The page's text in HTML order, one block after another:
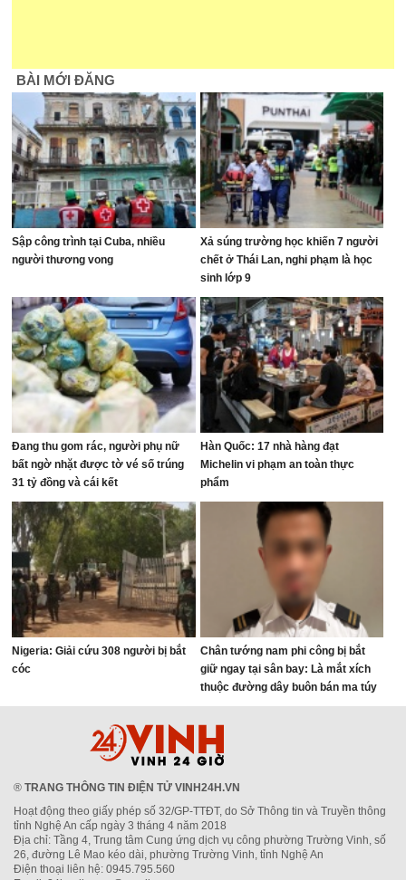
BÀI MỚI ĐĂNG
Sập công trình tại Cuba, nhiều
người thương vong
Xả súng trường học khiến 7 người
chết ở Thái Lan, nghi phạm là học
sinh lớp 9
Đang thu gom rác, người phụ nữ
bất ngờ nhặt được tờ vé số trúng
31 tỷ đồng và cái kết
Hàn Quốc: 17 nhà hàng đạt
Michelin vi phạm an toàn thực
phẩm
Nigeria: Giải cứu 308 người bị bắt
cóc
Chân tướng nam phi công bị bắt
giữ ngay tại sân bay: Là mắt xích
thuộc đường dây buôn bán ma túy
quốc tế
® TRANG THÔNG TIN ĐIỆN TỬ VINH24H.VN
Hoạt động theo giấy phép số 32/GP-TTĐT, do Sở Thông tin và Truyền thông
tỉnh Nghệ An cấp ngày 3 tháng 4 năm 2018
Địa chỉ: Tầng 4, Trung tâm Cung ứng dịch vụ công phường Trường Vinh, số
26, đường Lê Mao kéo dài, phường Trường Vinh, tỉnh Nghệ An
Điện thoại liên hệ: 0945.795.560